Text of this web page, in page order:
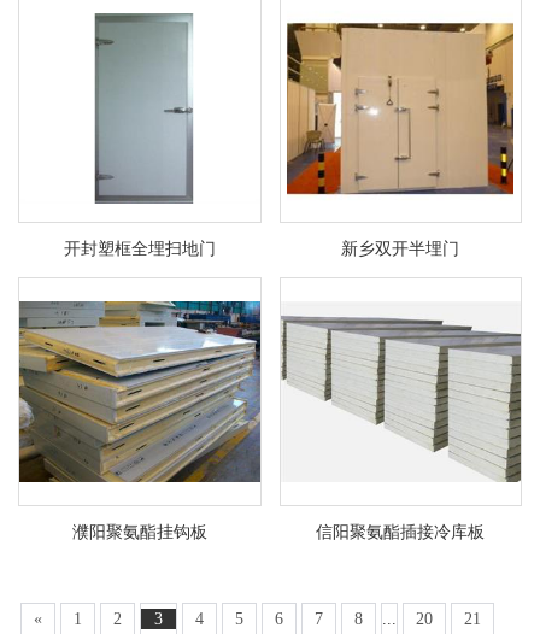
开封塑框全埋扫地门 新乡双开半埋门
濮阳聚氨酯挂钩板 信阳聚氨酯插接冷库板
« 1 2 3 4 5 6 7 8 ... 20 21